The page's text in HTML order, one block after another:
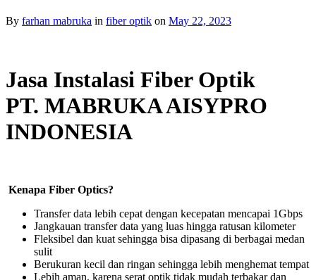
By farhan mabruka in fiber optik on May 22, 2023
Jasa Instalasi Fiber Optik
PT. MABRUKA AISYPRO
INDONESIA
Kenapa Fiber Optics?
Transfer data lebih cepat dengan kecepatan mencapai 1Gbps
Jangkauan transfer data yang luas hingga ratusan kilometer
Fleksibel dan kuat sehingga bisa dipasang di berbagai medan
sulit
Berukuran kecil dan ringan sehingga lebih menghemat tempat
Lebih aman, karena serat optik tidak mudah terbakar dan